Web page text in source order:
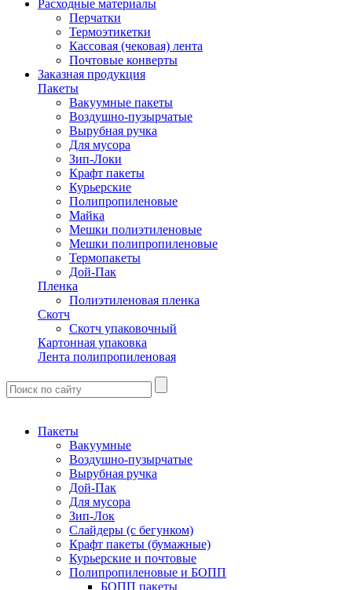
Расходные материалы
Перчатки
Термоэтикетки
Кассовая (чековая) лента
Почтовые конверты
Заказная продукция
Пакеты
Вакуумные пакеты
Воздушно-пузырчатые
Вырубная ручка
Для мусора
Зип-Локи
Крафт пакеты
Курьерские
Полипропиленовые
Майка
Мешки полиэтиленовые
Мешки полипропиленовые
Термопакеты
Дой-Пак
Пленка
Полиэтиленовая пленка
Скотч
Скотч упаковочный
Картонная упаковка
Лента полипропиленовая
Пакеты
Вакуумные
Воздушно-пузырчатые
Вырубная ручка
Дой-Пак
Для мусора
Зип-Лок
Слайдеры (с бегунком)
Крафт пакеты (бумажные)
Курьерские и почтовые
Полипропиленовые и БОПП
БОПП пакеты